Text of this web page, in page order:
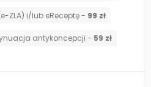
ZLA) i/lub eReceptę - 99 zł
antykoncepcji - 59 zł